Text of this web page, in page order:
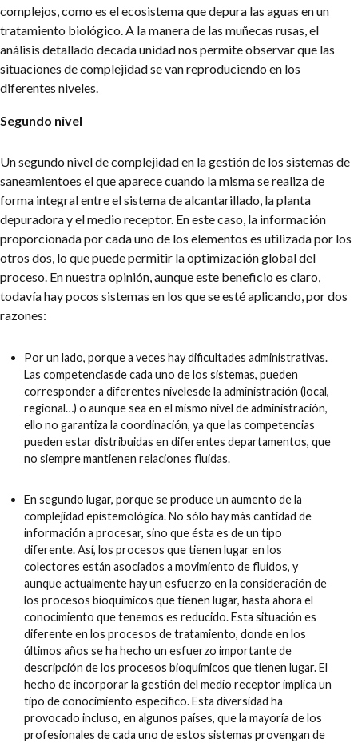
complejos, como es el ecosistema que depura las aguas en un
tratamiento biológico. A la manera de las muñecas rusas, el
análisis detallado decada unidad nos permite observar que las
situaciones de complejidad se van reproduciendo en los
diferentes niveles.
Segundo nivel
Un segundo nivel de complejidad en la gestión de los sistemas de
saneamientoes el que aparece cuando la misma se realiza de
forma integral entre el sistema de alcantarillado, la planta
depuradora y el medio receptor. En este caso, la información
proporcionada por cada uno de los elementos es utilizada por los
otros dos, lo que puede permitir la optimización global del
proceso. En nuestra opinión, aunque este beneficio es claro,
todavía hay pocos sistemas en los que se esté aplicando, por dos
razones:
Por un lado, porque a veces hay dificultades administrativas.
Las competenciasde cada uno de los sistemas, pueden
corresponder a diferentes nivelesde la administración (local,
regional…) o aunque sea en el mismo nivel de administración,
ello no garantiza la coordinación, ya que las competencias
pueden estar distribuidas en diferentes departamentos, que
no siempre mantienen relaciones fluidas.
En segundo lugar, porque se produce un aumento de la
complejidad epistemológica. No sólo hay más cantidad de
información a procesar, sino que ésta es de un tipo
diferente. Así, los procesos que tienen lugar en los
colectores están asociados a movimiento de fluidos, y
aunque actualmente hay un esfuerzo en la consideración de
los procesos bioquímicos que tienen lugar, hasta ahora el
conocimiento que tenemos es reducido. Esta situación es
diferente en los procesos de tratamiento, donde en los
últimos años se ha hecho un esfuerzo importante de
descripción de los procesos bioquímicos que tienen lugar. El
hecho de incorporar la gestión del medio receptor implica un
tipo de conocimiento específico. Esta diversidad ha
provocado incluso, en algunos países, que la mayoría de los
profesionales de cada uno de estos sistemas provengan de